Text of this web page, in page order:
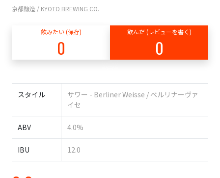
京都醸造 / KYOTO BREWING CO.
飲みたい (保存)
0
飲んだ (レビューを書く)
0
スタイル
サワー - Berliner Weisse / ベルリナーヴァ
イセ
ABV 4.0%
IBU 12.0